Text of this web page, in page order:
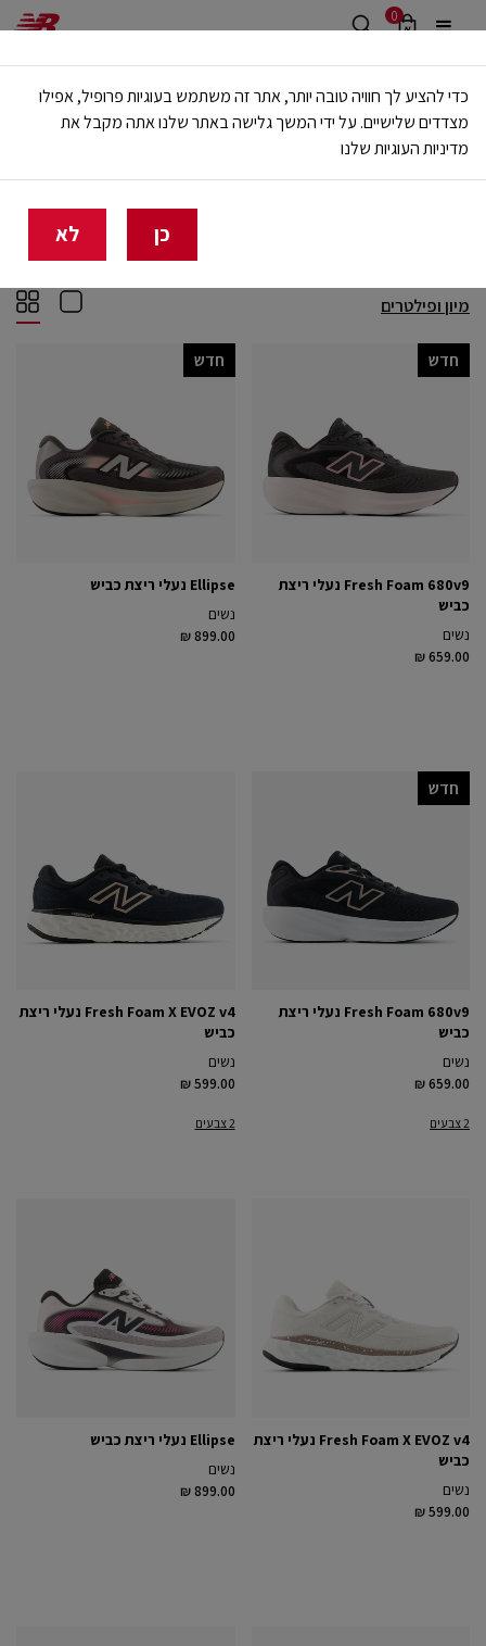
0
משלוח חינם מעל 499 ש"ח
🔥 20% הנחה על כל הביגוד באתר ובחנויות - לזמן מוגבל
בית נשים ספורט
מיון ופילטרים
Fresh Foam 680v9 נעלי ריצת
כביש
נשים
₪ 659.00
חדש
Ellipse נעלי ריצת כביש
נשים
₪ 899.00
חדש
Fresh Foam 680v9 נעלי ריצת
כביש
נשים
₪ 659.00
2 צבעים
חדש
Fresh Foam X EVOZ v4 נעלי ריצת
כביש
נשים
₪ 599.00
2 צבעים
Fresh Foam X EVOZ v4 נעלי ריצת
כביש
נשים
₪ 599.00
Ellipse נעלי ריצת כביש
נשים
₪ 899.00
כדי להציע לך חוויה טובה יותר, אתר זה משתמש בעוגיות פרופיל, אפילו
מצדדים שלישיים. על ידי המשך גלישה באתר שלנו אתה מקבל את
מדיניות העוגיות שלנו
כן לא